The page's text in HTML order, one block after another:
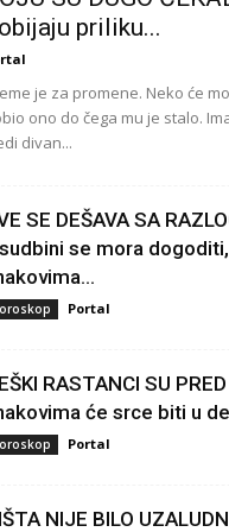
priliku...
je za promene. Neko će
ono do čega mu je stalo.
divan...
SE DEŠAVA SA
se mora
Portal
RASTANCI SU
će srce biti u
Portal
NIJE BILO